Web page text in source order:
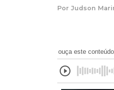
Por Judson
ouça este conteúdo